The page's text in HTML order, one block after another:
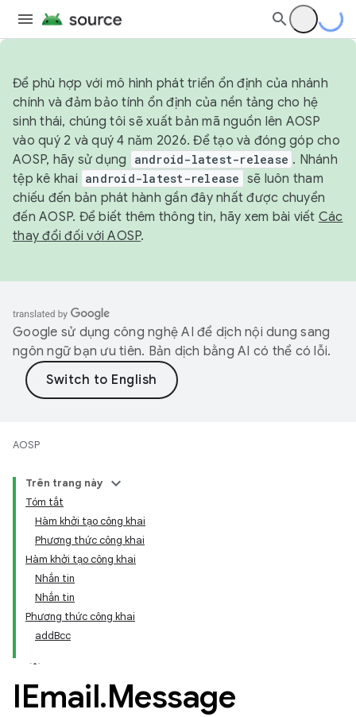
Để phù hợp với mô hình phát triển ổn định của nhánh
chính và đảm bảo tính ổn định của nền tảng cho hệ
sinh thái, chúng tôi sẽ xuất bản mã nguồn lên AOSP
vào quý 2 và quý 4 năm 2026. Để tạo và đóng góp cho
AOSP, hãy sử dụng
android-latest-release . Nhánh
tệp kê khai android-latest-release sẽ luôn tham
chiếu đến bản phát hành gần đây nhất được chuyển
đến AOSP. Để biết thêm thông tin, hãy xem bài viết Các
thay đổi đối với AOSP.
Google sử dụng công nghệ AI để dịch nội dung sang
ngôn ngữ bạn ưu tiên. Bản dịch bằng AI có thể có lỗi.
AOSP
Trên trang này
Tóm tắt
Hàm khởi tạo công khai
Phương thức công khai
Hàm khởi tạo công khai
Nhắn tin
Nhắn tin
Phương thức công khai
addBcc
IEmail.Message